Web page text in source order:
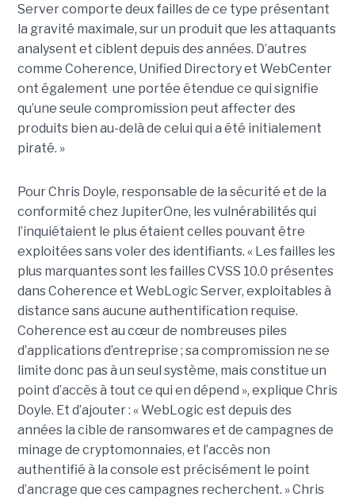
Server comporte deux failles de ce type présentant
la gravité maximale, sur un produit que les attaquants
analysent et ciblent depuis des années. D’autres
comme Coherence, Unified Directory et WebCenter
ont également une portée étendue ce qui signifie
qu’une seule compromission peut affecter des
produits bien au-delà de celui qui a été initialement
piraté. »
Pour Chris Doyle, responsable de la sécurité et de la
conformité chez JupiterOne, les vulnérabilités qui
l’inquiétaient le plus étaient celles pouvant être
exploitées sans voler des identifiants. « Les failles les
plus marquantes sont les failles CVSS 10.0 présentes
dans Coherence et WebLogic Server, exploitables à
distance sans aucune authentification requise.
Coherence est au cœur de nombreuses piles
d’applications d’entreprise ; sa compromission ne se
limite donc pas à un seul système, mais constitue un
point d’accès à tout ce qui en dépend », explique Chris
Doyle. Et d’ajouter : « WebLogic est depuis des
années la cible de ransomwares et de campagnes de
minage de cryptomonnaies, et l’accès non
authentifié à la console est précisément le point
d’ancrage que ces campagnes recherchent. » Chris